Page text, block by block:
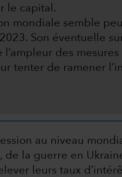
le capital.
mondiale semble
Son éventuelle
l’ampleur des
tenter de ramener
au niveau
de la guerre en
leurs taux